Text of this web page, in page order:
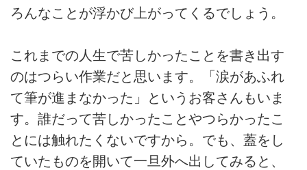
ろんなことが浮かび上がってくるでしょう。
これまでの人生で苦しかったことを書き出す
のはつらい作業だと思います。「涙があふれ
て筆が進まなかった」というお客さんもいま
す。誰だって苦しかったことやつらかったこ
とには触れたくないですから。でも、蓋をし
ていたものを開いて一旦外へ出してみると、